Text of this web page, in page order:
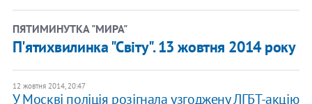
ПЯТИМИНУТКА "МИРА"
П'ятихвилинка "Світу". 13 жовтня 2014 року
12 жовтня 2014, 20:47
У Москві поліція розігнала узгоджену ЛГБТ-акцію